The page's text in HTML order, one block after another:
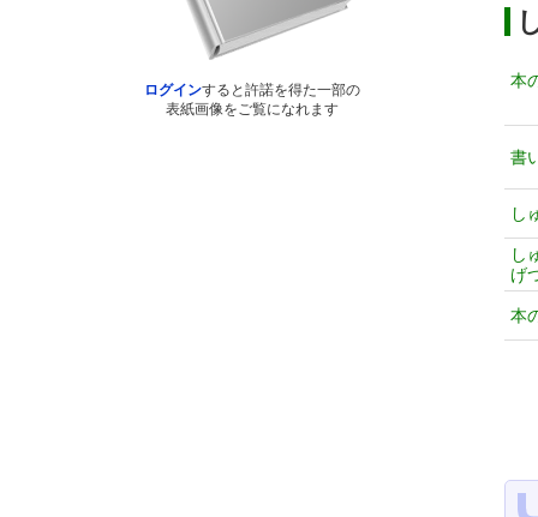
ログインすると許諾を得た一部の
表紙画像をご覧になれます
本
書
し
し
げ
本